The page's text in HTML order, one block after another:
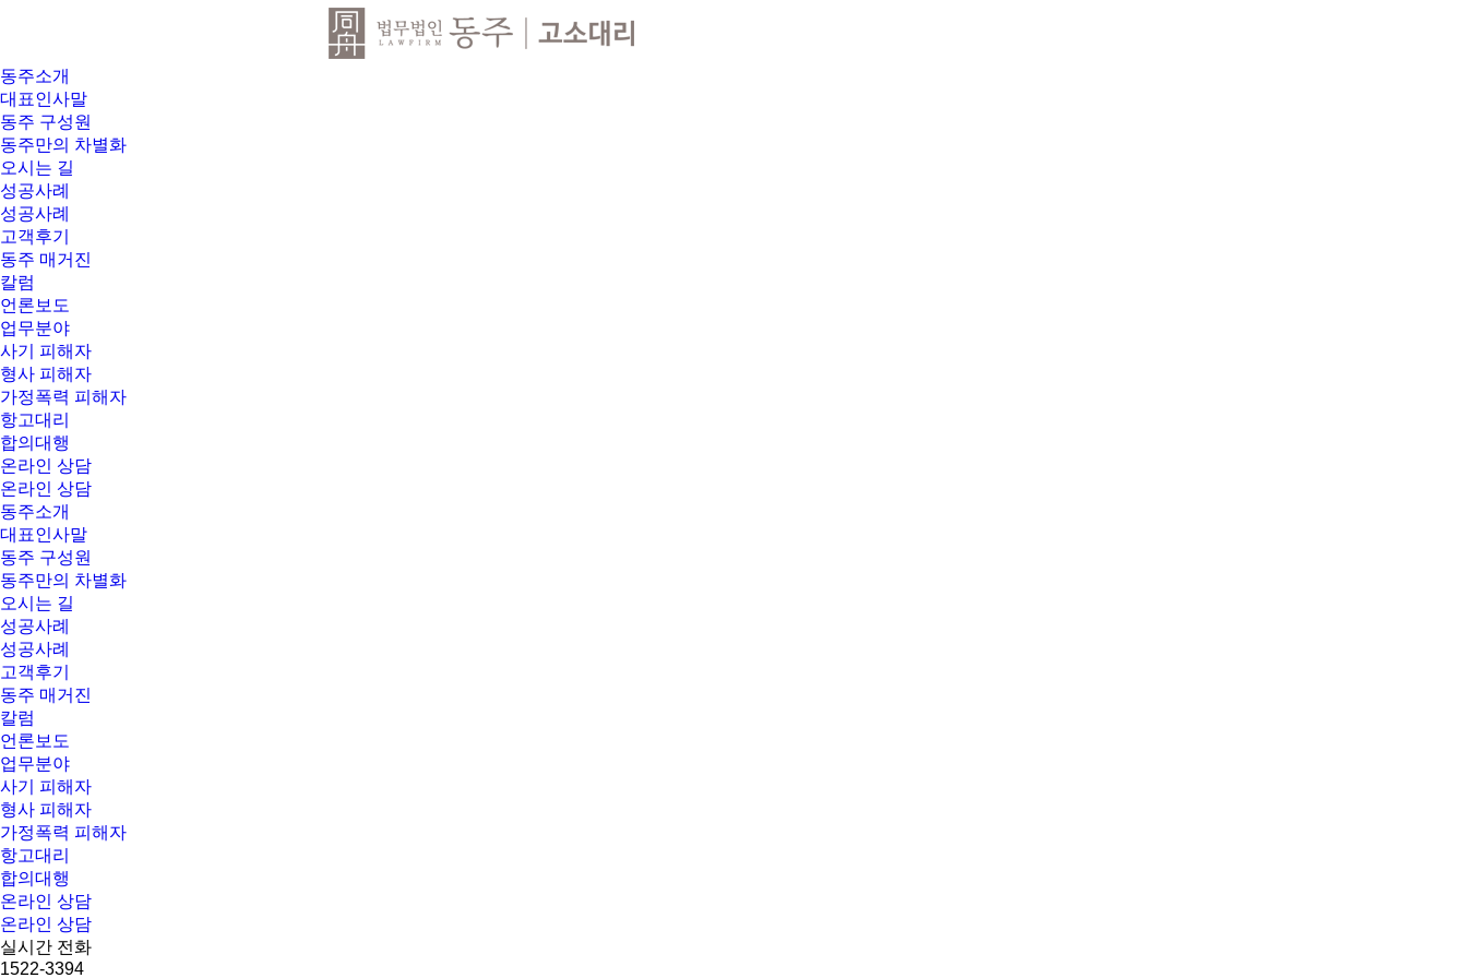
동주소개
대표인사말
동주 구성원
동주만의 차별화
오시는 길
성공사례
성공사례
고객후기
동주 매거진
칼럼
언론보도
업무분야
사기 피해자
형사 피해자
가정폭력 피해자
항고대리
합의대행
온라인 상담
온라인 상담
동주소개
대표인사말
동주 구성원
동주만의 차별화
오시는 길
성공사례
성공사례
고객후기
동주 매거진
칼럼
언론보도
업무분야
사기 피해자
형사 피해자
가정폭력 피해자
항고대리
합의대행
온라인 상담
온라인 상담
실시간 전화
1522-3394